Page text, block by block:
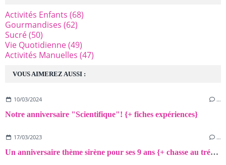
VOUS AIMEREZ AUSSI :
10/03/2024 …
Notre anniversaire "Scientifique"! {+ fiches expériences}
17/03/2023 …
Un anniversaire thème sirène pour ses 9 ans {+ chasse au trésor!}
Activités Enfants (68)
Gourmandises (62)
Sucré(50)
Vie Quotidienne(49)
Activités Manuelles (47)